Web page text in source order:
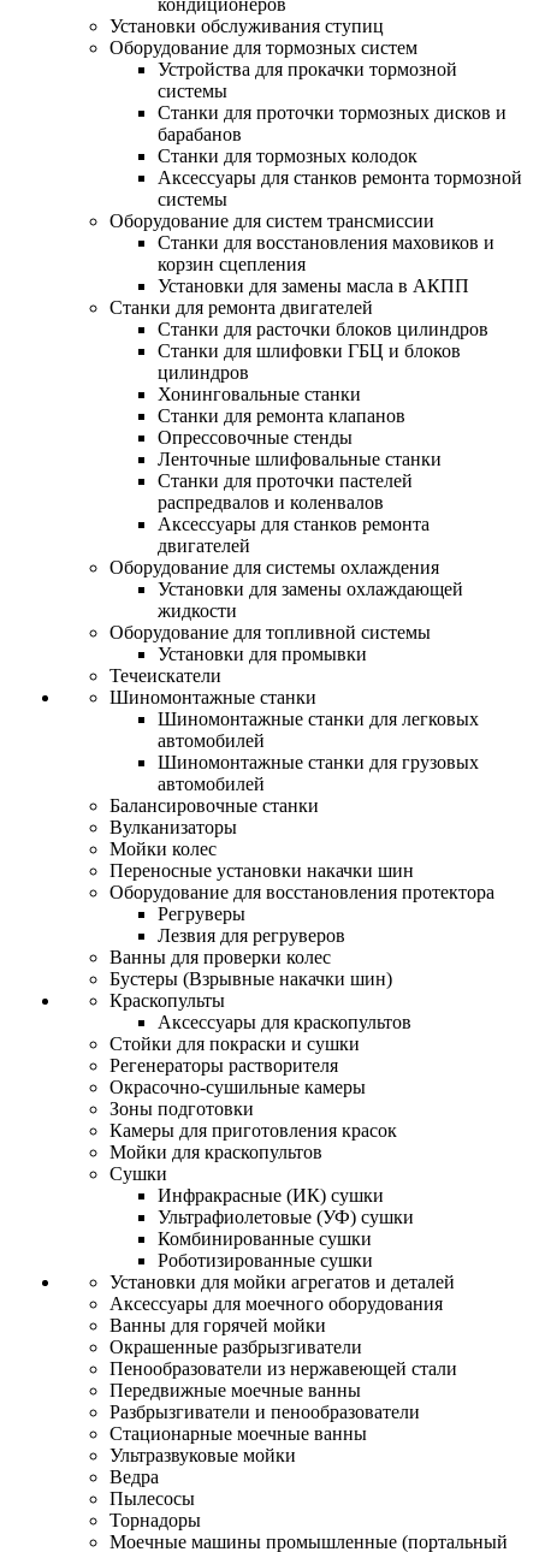
кондиционеров
Установки обслуживания ступиц
Оборудование для тормозных систем
Устройства для прокачки тормозной
системы
Станки для проточки тормозных дисков и
барабанов
Станки для тормозных колодок
Аксессуары для станков ремонта тормозной
системы
Оборудование для систем трансмиссии
Станки для восстановления маховиков и
корзин сцепления
Установки для замены масла в АКПП
Станки для ремонта двигателей
Станки для расточки блоков цилиндров
Станки для шлифовки ГБЦ и блоков
цилиндров
Хонинговальные станки
Станки для ремонта клапанов
Опрессовочные стенды
Ленточные шлифовальные станки
Станки для проточки пастелей
распредвалов и коленвалов
Аксессуары для станков ремонта
двигателей
Оборудование для системы охлаждения
Установки для замены охлаждающей
жидкости
Оборудование для топливной системы
Установки для промывки
Течеискатели
Шиномонтажные станки
Шиномонтажные станки для легковых
автомобилей
Шиномонтажные станки для грузовых
автомобилей
Балансировочные станки
Вулканизаторы
Мойки колес
Переносные установки накачки шин
Оборудование для восстановления протектора
Регруверы
Лезвия для регруверов
Ванны для проверки колес
Бустеры (Взрывные накачки шин)
Краскопульты
Аксессуары для краскопультов
Стойки для покраски и сушки
Регенераторы растворителя
Окрасочно-сушильные камеры
Зоны подготовки
Камеры для приготовления красок
Мойки для краскопультов
Сушки
Инфракрасные (ИК) сушки
Ультрафиолетовые (УФ) сушки
Комбинированные сушки
Роботизированные сушки
Установки для мойки агрегатов и деталей
Аксессуары для моечного оборудования
Ванны для горячей мойки
Окрашенные разбрызгиватели
Пенообразователи из нержавеющей стали
Передвижные моечные ванны
Разбрызгиватели и пенообразователи
Стационарные моечные ванны
Ультразвуковые мойки
Ведра
Пылесосы
Торнадоры
Моечные машины промышленные (портальный